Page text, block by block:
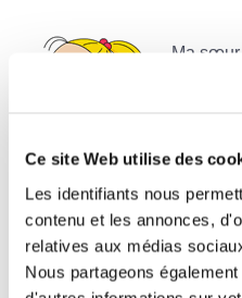
Ce site Web utilise des
Les identifiants nous
contenu et les annonces,
relatives aux médias
Nous partageons
Ma sœur
longs
Hier,
invités venus de Sologne.